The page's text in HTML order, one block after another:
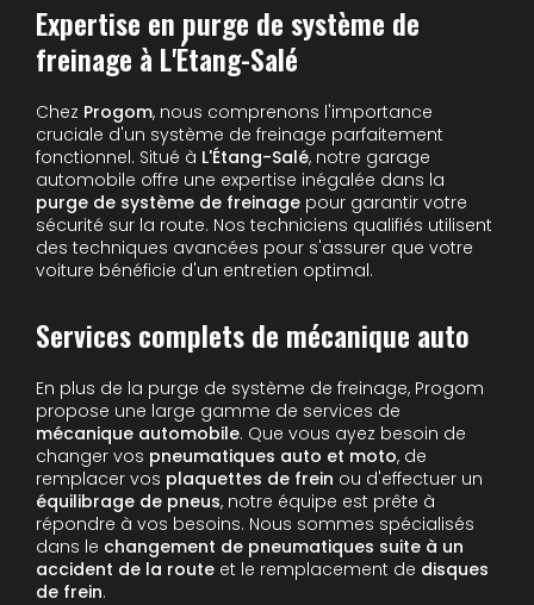
Expertise en purge de système de
freinage à L'Étang-Salé
Chez Progom, nous comprenons l'importance
cruciale d'un système de freinage parfaitement
fonctionnel. Situé à L'Étang-Salé, notre garage
automobile offre une expertise inégalée dans la
purge de système de freinage pour garantir votre
sécurité sur la route. Nos techniciens qualifiés utilisent
des techniques avancées pour s'assurer que votre
voiture bénéficie d'un entretien optimal.
Services complets de mécanique auto
En plus de la purge de système de freinage, Progom
propose une large gamme de services de
mécanique automobile. Que vous ayez besoin de
changer vos pneumatiques auto et moto, de
remplacer vos plaquettes de frein ou d'effectuer un
équilibrage de pneus, notre équipe est prête à
répondre à vos besoins. Nous sommes spécialisés
dans le changement de pneumatiques suite à un
accident de la route et le remplacement de disques
de frein.